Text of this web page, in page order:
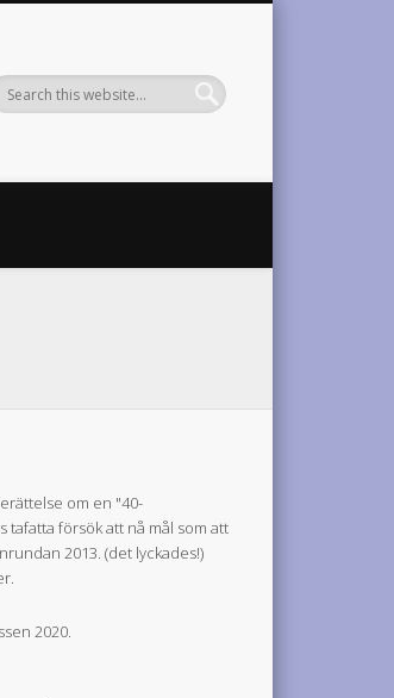
om en "40-
tafatta försök att nå mål som att
2013. (det lyckades!)
2020.